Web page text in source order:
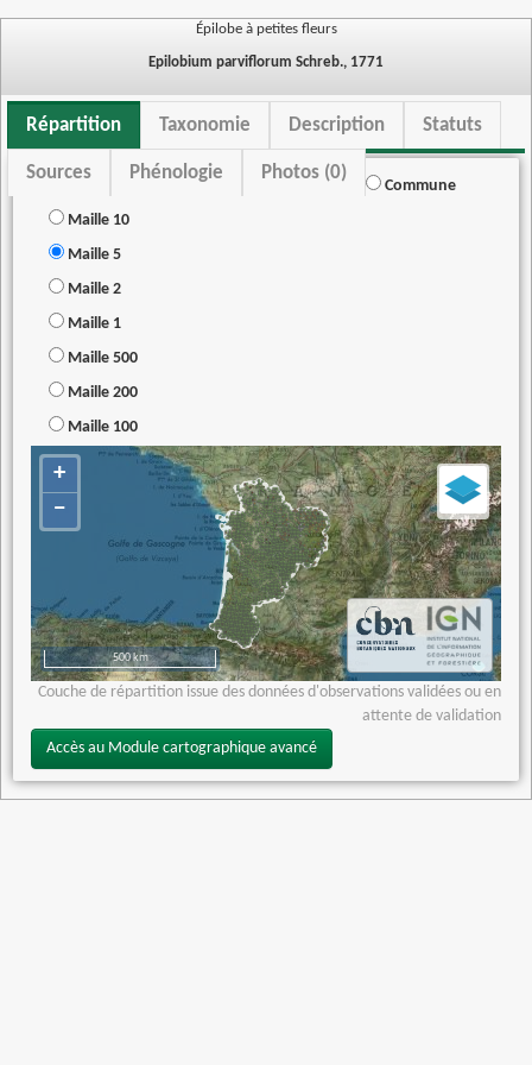
Épilobe à petites fleurs
Epilobium parviflorum Schreb., 1771
Répartition Taxonomie Description Statuts
Sources Phénologie Photos (0)
Commune
Maille 10
Maille 5
Maille 2
Maille 1
Maille 500
Maille 200
Maille 100
+
−
500 km
Couche de répartition issue des données d'observations validées ou en
attente de validation
Accès au Module cartographique avancé